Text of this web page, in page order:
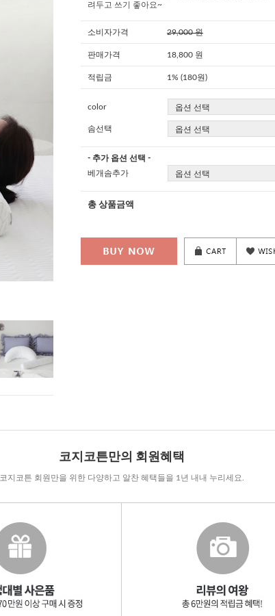
려두고 쓰기 좋아요~
소비자가격 29,000 원
판매가격 18,800 원
적립금 1% (180원)
color
솜선택
- 추가 옵션 선택 -
베개솜추가
총 상품금액
코지코튼만의 회원혜택
코지코튼 회원만을 위한 다양하고 알찬 혜택들을 1년 내내 누리세요.